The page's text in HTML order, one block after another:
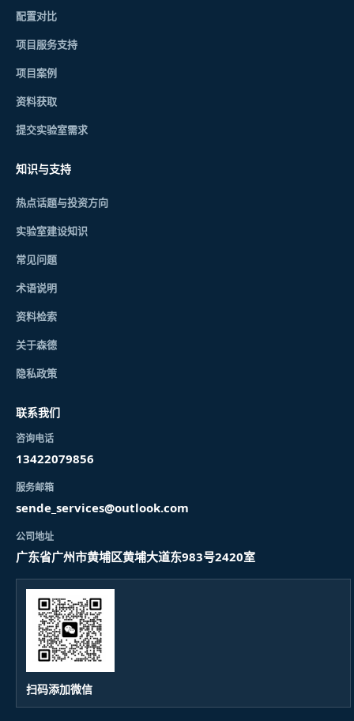
配置对比
项目服务支持
项目案例
资料获取
提交实验室需求
知识与支持
热点话题与投资方向
实验室建设知识
常见问题
术语说明
资料检索
关于森德
隐私政策
联系我们
咨询电话
13422079856
服务邮箱
sende_services@outlook.com
公司地址
广东省广州市黄埔区黄埔大道东983号2420室
扫码添加微信